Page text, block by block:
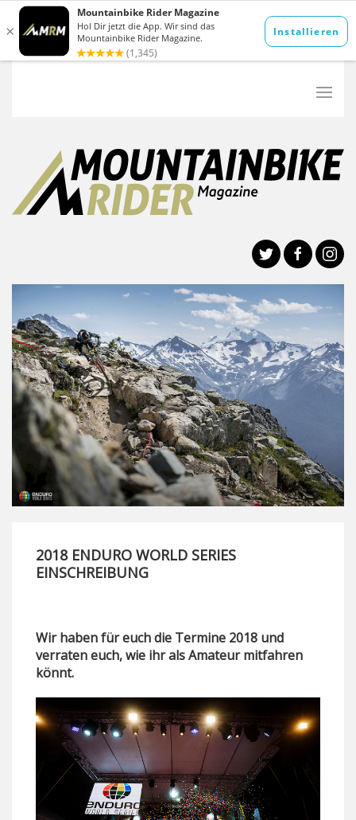
2018 ENDURO WORLD SERIES
EINSCHREIBUNG
Wir haben für euch die Termine 2018 und
verraten euch, wie ihr als Amateur mitfahren
könnt.